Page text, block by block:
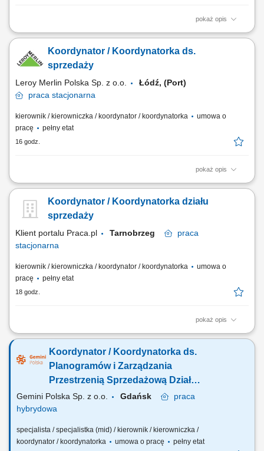
pokaż opis
Nadzorowanie i ciągłe udoskonalanie procesu sprzedaży usług
kierownika sektora w codziennym organizowaniu pracy zespołu,
przydzielaniu zadań oraz dbaniu o wysokie standardy obsługi.
Koordynator / Koordynatorka ds.
sprzedaży
Leroy Merlin Polska Sp. z o.o.
Łódź, (Port)
praca stacjonarna
kierownik / kierowniczka / koordynator / koordynatorka
umowa o
pracę
pełny etat
16 godz.
pokaż opis
Jakie zadania na Ciebie czekają? koordynowanie pracy zespołu
sprzedażowych/ekonomicznych w podległym dziale/sektorze; aktywna
sprzedaż produktów i usług, dostosowana do indywidualnych potrzeb
Koordynator / Koordynatorka działu
sprzedaży
Klient portalu Praca.pl Tarnobrzeg
praca
stacjonarna
kierownik / kierowniczka / koordynator / koordynatorka
umowa o
pracę
pełny etat
18 godz.
pokaż opis
Zapewnienie profesjonalnej obsługi klientów; Koordynacja zadań
wyników sprzedaży; Nadzór operacyjny działu;
Koordynator / Koordynatorka ds.
Planogramów i Zarządzania
Przestrzenią Sprzedażową Dział
Ekspozycji Produktowej Aptek
Gemini Polska Sp. z o.o. Gdańsk
praca
hybrydowa
specjalista / specjalistka (mid) / kierownik / kierowniczka /
koordynator / koordynatorka
umowa o pracę pełny etat